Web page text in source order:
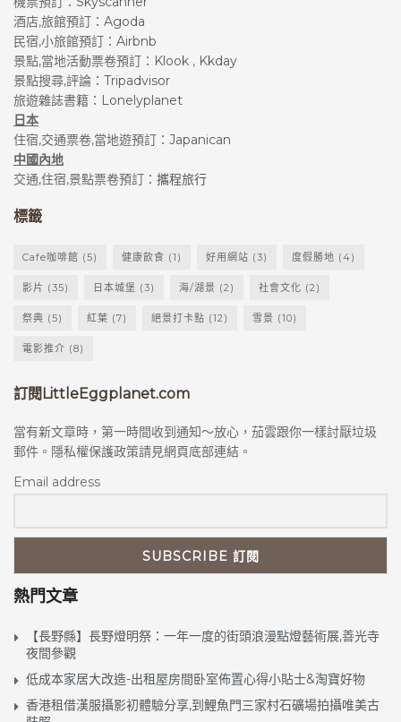
酒店,旅館預訂： Agoda
民宿,小旅館預訂： Airbnb
景點,當地活動票卷預訂： Klook , Kkday
景點搜尋,評論： Tripadvisor
旅遊雜誌書籍： Lonelyplanet
日本
住宿,交通票卷,當地遊預訂： Japanican
中國內地
交通,住宿,景點票卷預訂： 攜程旅行
標籤
Cafe咖啡館 (5) 健康飲食 (1) 好用網站 (3) 度假勝地 (4)
影片 (35) 日本城堡 (3) 海/湖景 (2) 社會文化 (2)
祭典 (5) 紅葉 (7) 絕景打卡點 (12) 雪景 (10)
電影推介 (8)
訂閱LittleEggplanet.com
當有新文章時，第一時間收到通知～放心，茄雲跟你一樣討厭垃圾
郵件。隱私權保護政策請見網頁底部連結。
Email address
熱門文章
【長野縣】長野燈明祭：一年一度的街頭浪漫點燈藝術展,善光寺
夜間參觀
低成本家居大改造-出租屋房間卧室佈置心得小貼士&淘寶好物
香港租借漢服攝影初體驗分享,到鯉魚門三家村石礦場拍攝唯美古